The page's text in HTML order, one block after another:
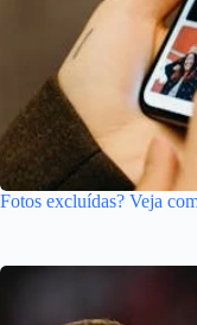
Fotos excluídas? Veja